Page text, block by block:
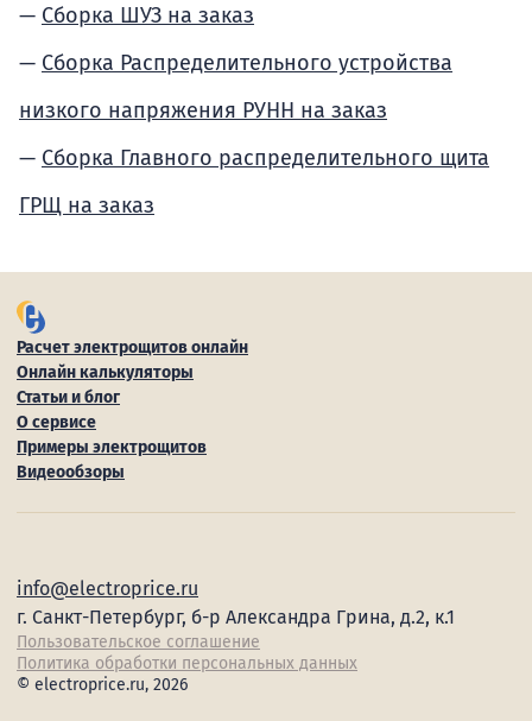
Сборка ШУЗ на заказ
Сборка Распределительного устройства
низкого напряжения РУНН на заказ
Сборка Главного распределительного щита
ГРЩ на заказ
Расчет электрощитов онлайн
Онлайн калькуляторы
Статьи и блог
О сервисе
Примеры электрощитов
Видеообзоры
info@electroprice.ru
г. Санкт-Петербург, б-р Александра Грина, д.2, к.1
Пользовательское соглашение
Политика обработки персональных данных
© electroprice.ru, 2026